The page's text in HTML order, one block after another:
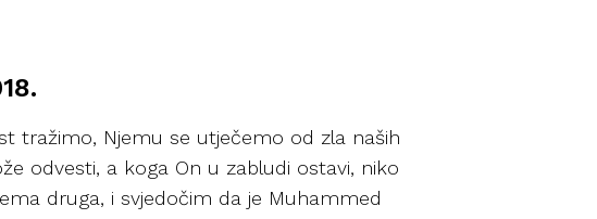
tražimo, Njemu se utječemo od zla naših
odvesti, a koga On u zabludi ostavi, niko
druga, i svjedočim da je Muhammed